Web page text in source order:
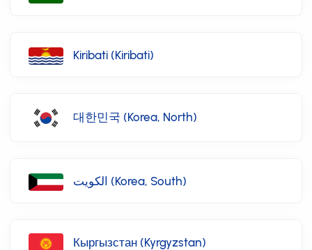
Kiribati (Kiribati)
대한민국 (Korea, North)
الكويت (Korea, South)
Кыргызстан (Kyrgyzstan)